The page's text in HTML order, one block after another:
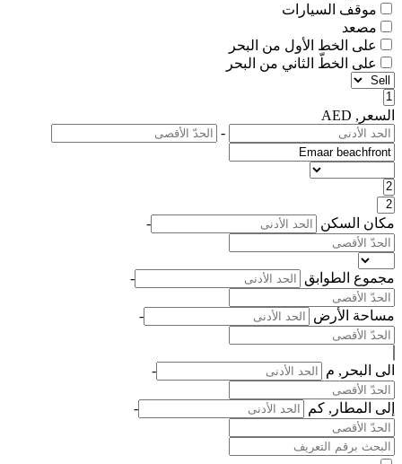
موقف السيارات
مصعد
على الخط الأول من البحر
على الخطّ الثاني من البحر
السعر, AED
-
مكان السكن -
مجموع الطوابق -
مساحة الأرض -
الى البحر, م -
إلى المطار, كم -